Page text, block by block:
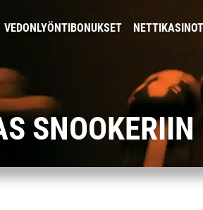
VEDONLYÖNTIBONUKSET NETTIKASINOT
SNOOKERIIN